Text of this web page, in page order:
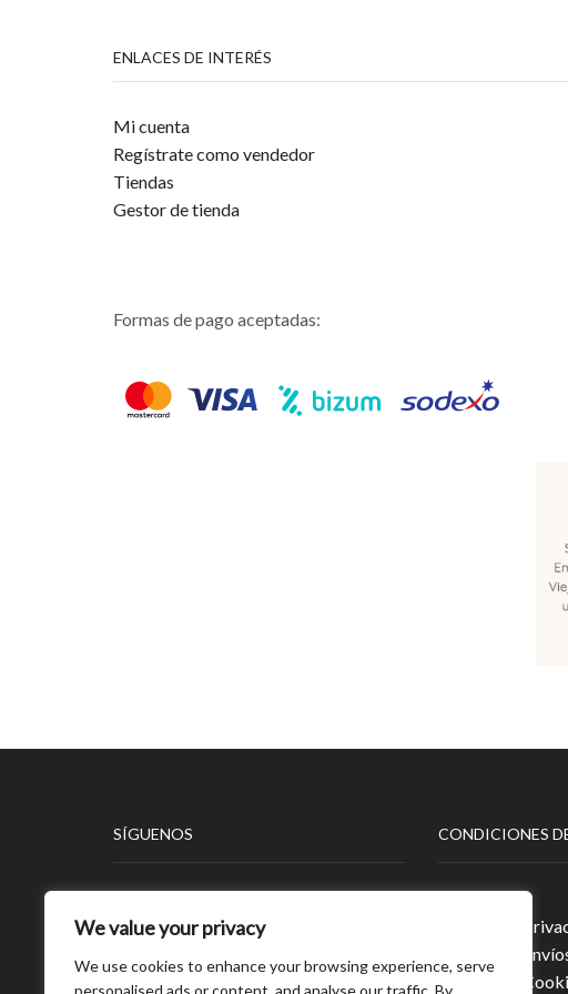
We value your privacy
We use cookies to enhance your browsing experience, serve
personalised ads or content, and analyse our traffic. By
ENLACES DE INTERÉS
Mi cuenta
Regístrate como vendedor
Tiendas
Gestor de tienda
Formas de pago aceptadas:
SÍGUENOS CONDICIONES
Política de
Política de
Política de